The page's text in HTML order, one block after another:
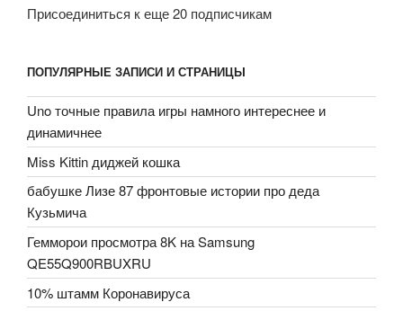
Присоединиться к еще 20 подписчикам
ПОПУЛЯРНЫЕ ЗАПИСИ И СТРАНИЦЫ
Uno точные правила игры намного интереснее и
динамичнее
Miss Kittin диджей кошка
бабушке Лизе 87 фронтовые истории про деда
Кузьмича
Гемморои просмотра 8K на Samsung
QE55Q900RBUXRU
10% штамм Коронавируса